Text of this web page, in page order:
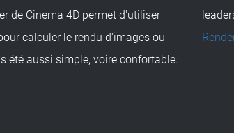
de Cinema 4D permet d'utiliser
calculer le rendu d'images ou
été aussi simple, voire confortable.